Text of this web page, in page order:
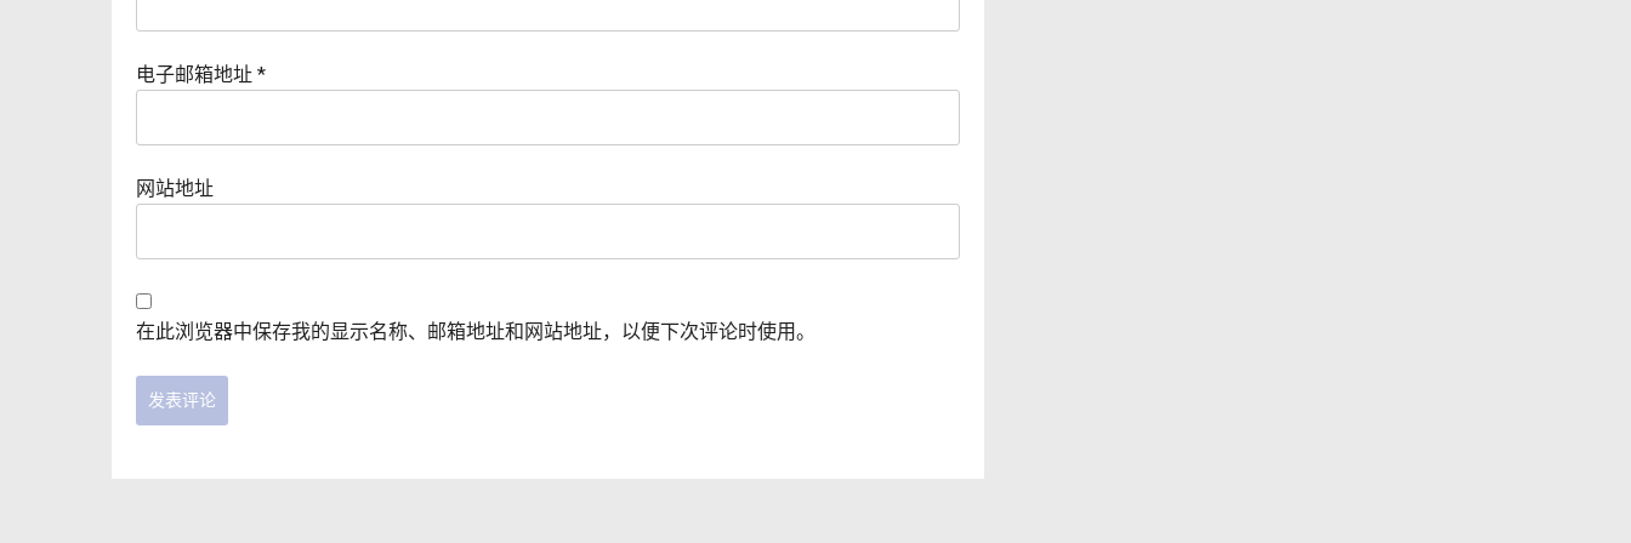
电子邮箱地址 *
网站地址
在此浏览器中保存我的显示名称、邮箱地址和网站地址，以便下次评论时使用。